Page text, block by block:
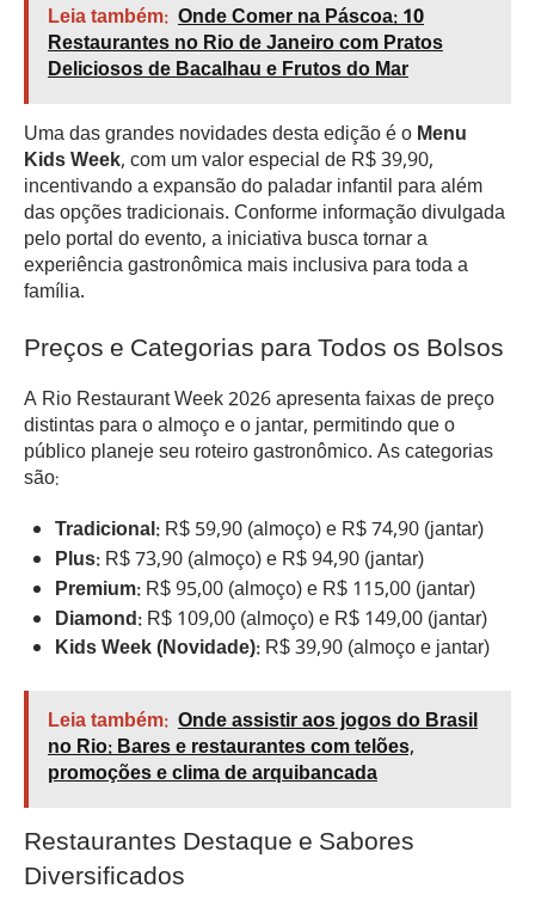
Leia também: Onde Comer na Páscoa: 10
Restaurantes no Rio de Janeiro com Pratos
Deliciosos de Bacalhau e Frutos do Mar
Uma das grandes novidades desta edição é oMenu
Kids Week, com um valor especial de R$ 39,90,
incentivando a expansão do paladar infantil para além
das opções tradicionais. Conforme informação divulgada
pelo portal do evento, a iniciativa busca tornar a
experiência gastronômica mais inclusiva para toda a
família.
Preços e Categorias para Todos os Bolsos
A Rio Restaurant Week 2026 apresenta faixas de preço
distintas para o almoço e o jantar, permitindo que o
público planeje seu roteiro gastronômico. As categorias
são:
Tradicional:R$ 59,90 (almoço) e R$ 74,90 (jantar)
Plus:R$ 73,90 (almoço) e R$ 94,90 (jantar)
Premium:R$ 95,00 (almoço) e R$ 115,00 (jantar)
Diamond:R$ 109,00 (almoço) e R$ 149,00 (jantar)
Kids Week (Novidade):R$ 39,90 (almoço e jantar)
Leia também: Onde assistir aos jogos do Brasil
no Rio: Bares e restaurantes com telões,
promoções e clima de arquibancada
Restaurantes Destaque e Sabores
Diversificados